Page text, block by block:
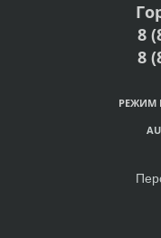
8
8
РЕЖИМ